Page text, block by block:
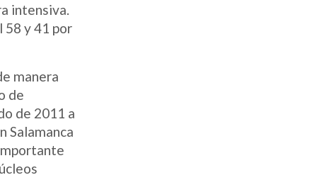
intensiva.
58 y 41 por
manera
de
de 2011 a
Salamanca